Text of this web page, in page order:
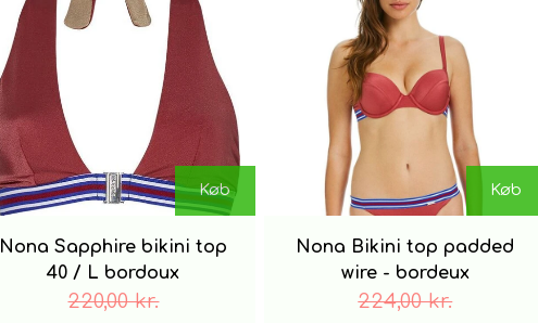
Køb
Nona Sapphire bikini top
40 / L bordoux
220,00 kr.
Køb
Nona Bikini top padded
wire - bordeux
224,00 kr.